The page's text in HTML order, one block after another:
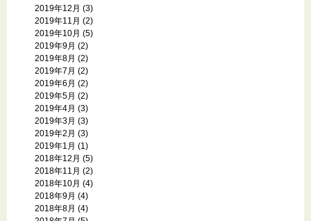
2019年12月 (3)
2019年11月 (2)
2019年10月 (5)
2019年9月 (2)
2019年8月 (2)
2019年7月 (2)
2019年6月 (2)
2019年5月 (2)
2019年4月 (3)
2019年3月 (3)
2019年2月 (3)
2019年1月 (1)
2018年12月 (5)
2018年11月 (2)
2018年10月 (4)
2018年9月 (4)
2018年8月 (4)